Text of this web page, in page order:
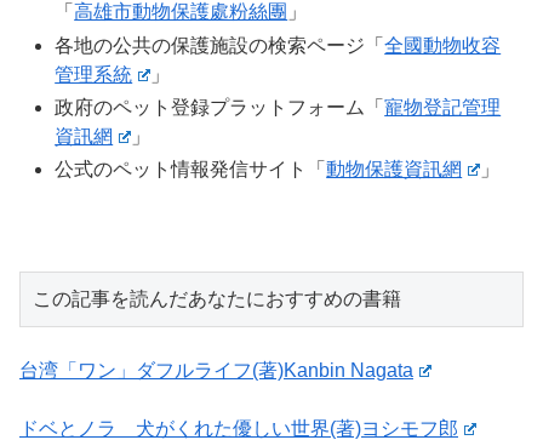
「高雄市動物保護處粉絲團 」
各地の公共の保護施設の検索ページ「全國動物收容
管理系統
」
政府のペット登録プラットフォーム「寵物登記管理
資訊網
」
公式のペット情報発信サイト「動物保護資訊網 」
この記事を読んだあなたにおすすめの書籍
台湾「ワン」ダフルライフ(著)Kanbin Nagata
ドベとノラ 犬がくれた優しい世界(著)ヨシモフ郎